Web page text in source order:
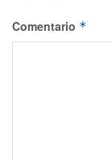
Comentario *